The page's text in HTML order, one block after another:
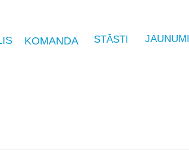
KOMANDA STĀSTI JAUNUMI